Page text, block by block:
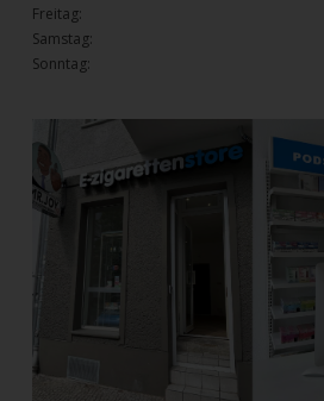
Freitag:
Samstag:
Sonntag: